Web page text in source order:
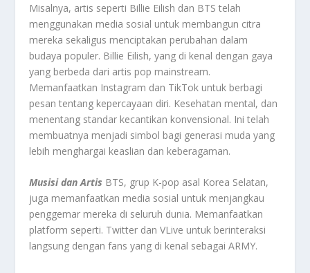
Misalnya, artis seperti Billie Eilish dan BTS telah
menggunakan media sosial untuk membangun citra
mereka sekaligus menciptakan perubahan dalam
budaya populer. Billie Eilish, yang di kenal dengan gaya
yang berbeda dari artis pop mainstream.
Memanfaatkan Instagram dan TikTok untuk berbagi
pesan tentang kepercayaan diri. Kesehatan mental, dan
menentang standar kecantikan konvensional. Ini telah
membuatnya menjadi simbol bagi generasi muda yang
lebih menghargai keaslian dan keberagaman.
Musisi dan Artis BTS, grup K-pop asal Korea Selatan,
juga memanfaatkan media sosial untuk menjangkau
penggemar mereka di seluruh dunia. Memanfaatkan
platform seperti. Twitter dan VLive untuk berinteraksi
langsung dengan fans yang di kenal sebagai ARMY.